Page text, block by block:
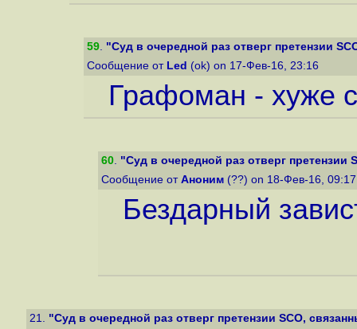
59. "Суд в очередной раз отверг претензии
Сообщение от Led (ok) on 17-Фев-16, 23:16
Графоман - хуже
60. "Суд в очередной раз отверг претензии
Сообщение от Аноним (??) on 18-Фев-16,
Бездарный
21. "Суд в очередной раз отверг претензии SCO,